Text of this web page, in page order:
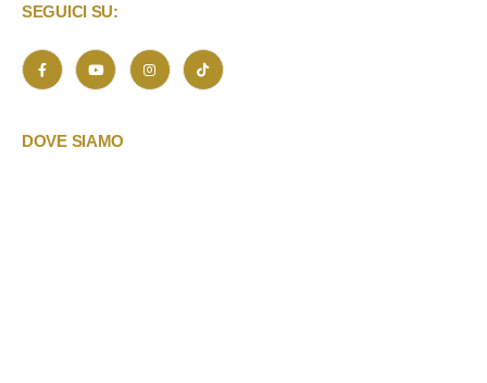
SEGUICI SU:
DOVE SIAMO